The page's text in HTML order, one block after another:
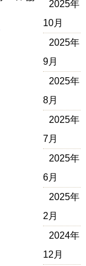
2025年
10月
2025年
9月
2025年
8月
2025年
7月
2025年
6月
2025年
2月
2024年
12月